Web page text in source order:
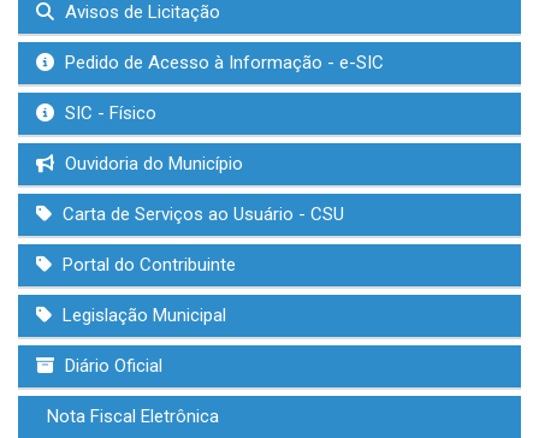
Avisos de Licitação
Pedido de Acesso à Informação - e-SIC
SIC - Físico
Ouvidoria do Município
Carta de Serviços ao Usuário - CSU
Portal do Contribuinte
Legislação Municipal
Diário Oficial
Nota Fiscal Eletrônica